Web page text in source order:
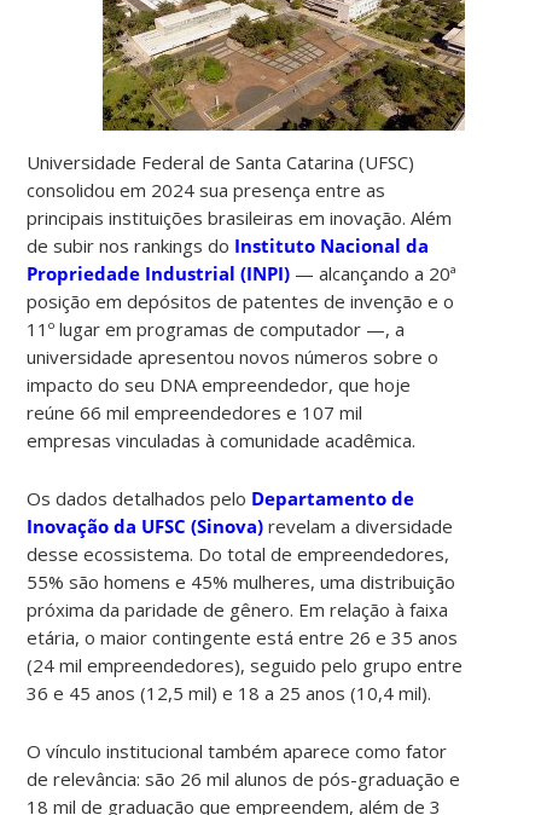
Universidade Federal de Santa Catarina (UFSC)
consolidou em 2024 sua presença entre as
principais instituições brasileiras em inovação. Além
de subir nos rankings do Instituto Nacional da
Propriedade Industrial (INPI) — alcançando a 20ª
posição em depósitos de patentes de invenção e o
11º lugar em programas de computador —, a
universidade apresentou novos números sobre o
impacto do seu DNA empreendedor, que hoje
reúne 66 mil empreendedores e 107 mil
empresas vinculadas à comunidade acadêmica.
Os dados detalhados pelo Departamento de
Inovação da UFSC (Sinova) revelam a diversidade
desse ecossistema. Do total de empreendedores,
55% são homens e 45% mulheres, uma distribuição
próxima da paridade de gênero. Em relação à faixa
etária, o maior contingente está entre 26 e 35 anos
(24 mil empreendedores), seguido pelo grupo entre
36 e 45 anos (12,5 mil) e 18 a 25 anos (10,4 mil).
O vínculo institucional também aparece como fator
de relevância: são 26 mil alunos de pós-graduação e
18 mil de graduação que empreendem, além de 3